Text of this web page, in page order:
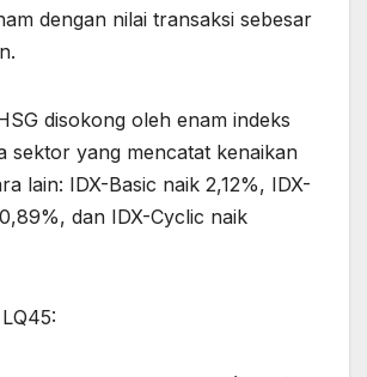
dengan nilai transaksi sebesar
disokong oleh enam indeks
sektor yang mencatat kenaikan
lain: IDX-Basic naik 2,12%, IDX-
dan IDX-Cyclic naik